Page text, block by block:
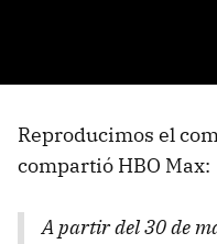
Reproducimos el
compartió HBO Max:
A partir del 30 de